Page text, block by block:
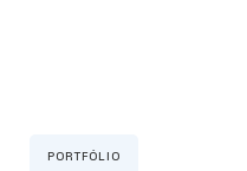
PORTFÓLIO